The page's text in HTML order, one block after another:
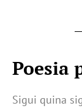
Poesia
Sigui quina